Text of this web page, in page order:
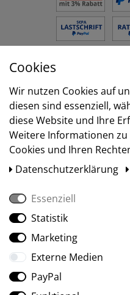
Versand
Social Media
Cookies
Wir nutzen Cookies auf
diesen sind essenziell,
diese Website und Ihre
Weitere Informationen
Cookies und Ihren
Daten­schutz­erklärung
Essenziell
Statistik
Marketing
Externe Medien
PayPal